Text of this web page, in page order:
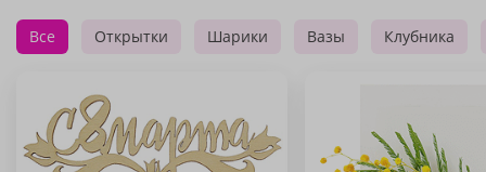
Все Открытки Шарики Вазы Клубника